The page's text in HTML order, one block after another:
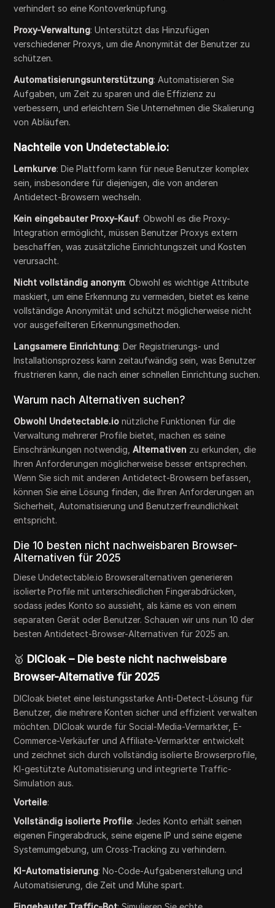
verhindert so eine Kontoverknüpfung.
Proxy-Verwaltung: Unterstützt das Hinzufügen
verschiedener Proxys, um die Anonymität der Benutzer zu
schützen.
Automatisierungsunterstützung: Automatisieren Sie
Aufgaben, um Zeit zu sparen und die Effizienz zu
verbessern, und erleichtern Sie Unternehmen die Skalierung
von Abläufen.
Nachteile von Undetectable.io:
Lernkurve: Die Plattform kann für neue Benutzer komplex
sein, insbesondere für diejenigen, die von anderen
Antidetect-Browsern wechseln.
Kein eingebauter Proxy-Kauf: Obwohl es die Proxy-
Integration ermöglicht, müssen Benutzer Proxys extern
beschaffen, was zusätzliche Einrichtungszeit und Kosten
verursacht.
Nicht vollständig anonym: Obwohl es wichtige Attribute
maskiert, um eine Erkennung zu vermeiden, bietet es keine
vollständige Anonymität und schützt möglicherweise nicht
vor ausgefeilteren Erkennungsmethoden.
Langsamere Einrichtung: Der Registrierungs- und
Installationsprozess kann zeitaufwändig sein, was Benutzer
frustrieren kann, die nach einer schnellen Einrichtung suchen.
Warum nach Alternativen suchen?
Obwohl Undetectable.io nützliche Funktionen für die
Verwaltung mehrerer Profile bietet, machen es seine
Einschränkungen notwendig,Alternativen zu erkunden, die
Ihren Anforderungen möglicherweise besser entsprechen.
Wenn Sie sich mit anderen Antidetect-Browsern befassen,
können Sie eine Lösung finden, die Ihren Anforderungen an
Sicherheit, Automatisierung und Benutzerfreundlichkeit
entspricht.
Die 10 besten nicht nachweisbaren Browser-
Alternativen für 2025
Diese Undetectable.io Browseralternativen generieren
isolierte Profile mit unterschiedlichen Fingerabdrücken,
sodass jedes Konto so aussieht, als käme es von einem
separaten Gerät oder Benutzer. Schauen wir uns nun 10 der
besten Antidetect-Browser-Alternativen für 2025 an.
🥇 DICloak – Die beste nicht nachweisbare
Browser-Alternative für 2025
DICloak bietet eine leistungsstarke Anti-Detect-Lösung für
Benutzer, die mehrere Konten sicher und effizient verwalten
möchten. DICloak wurde für Social-Media-Vermarkter, E-
Commerce-Verkäufer und Affiliate-Vermarkter entwickelt
und zeichnet sich durch vollständig isolierte Browserprofile,
KI-gestützte Automatisierung und integrierte Traffic-
Simulation aus.
Vorteile:
Vollständig isolierte Profile: Jedes Konto erhält seinen
eigenen Fingerabdruck, seine eigene IP und seine eigene
Systemumgebung, um Cross-Tracking zu verhindern.
KI-Automatisierung: No-Code-Aufgabenerstellung und
Automatisierung, die Zeit und Mühe spart.